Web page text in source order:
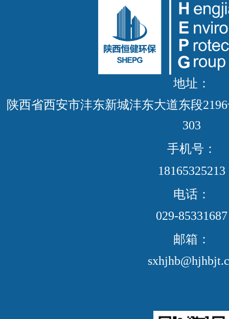
地址：
陕西省西安市沣东新城沣东大道东段
303
手机号：
18165325213
电话：
029-85331687
邮箱：